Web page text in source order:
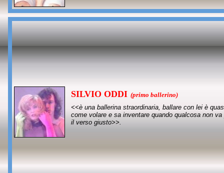
SILVIO ODDI (primo ballerino)
<<è una ballerina straordinaria, ballare con lei è
come volare e sa inventare quando qualcosa non va
il verso giusto>>.